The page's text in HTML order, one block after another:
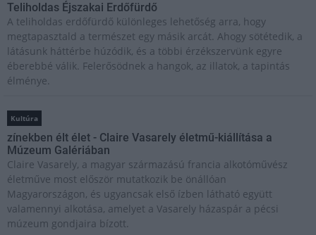
Teliholdas Éjszakai Erdőfürdő
A teliholdas erdőfürdő különleges lehetőség arra, hogy
megtapasztald a természet egy másik arcát. Ahogy sötétedik, a
látásunk háttérbe húzódik, és a többi érzékszervünk egyre
éberebbé válik. Felerősödnek a hangok, az illatok, a tapintás
élménye.
Kultúra
zínekben élt élet - Claire Vasarely életmű-kiállítása a
Múzeum Galériában
Claire Vasarely, a magyar származású francia alkotóművész
életműve most először mutatkozik be önállóan
Magyarországon, és ugyancsak első ízben látható együtt
valamennyi alkotása, amelyet a Vasarely házaspár a pécsi
múzeum gondjaira bízott.